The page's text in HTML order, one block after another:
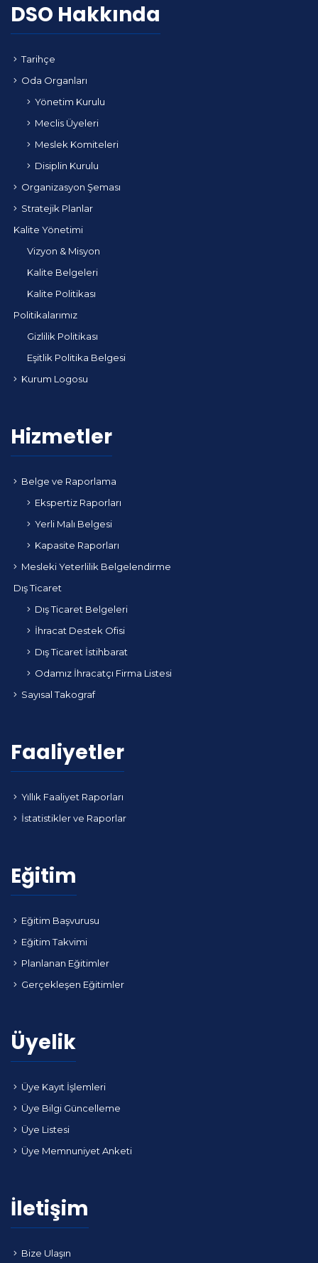
DSO Hakkında
Tarihçe
Oda Organları
Yönetim Kurulu
Meclis Üyeleri
Meslek Komiteleri
Disiplin Kurulu
Organizasyon Şeması
Stratejik Planlar
Kalite Yönetimi
Vizyon & Misyon
Kalite Belgeleri
Kalite Politikası
Politikalarımız
Gizlilik Politikası
Eşitlik Politika Belgesi
Kurum Logosu
Hizmetler
Belge ve Raporlama
Ekspertiz Raporları
Yerli Malı Belgesi
Kapasite Raporları
Mesleki Yeterlilik Belgelendirme
Dış Ticaret
Dış Ticaret Belgeleri
İhracat Destek Ofisi
Dış Ticaret İstihbarat
Odamız İhracatçı Firma Listesi
Sayısal Takograf
Faaliyetler
Yıllık Faaliyet Raporları
İstatistikler ve Raporlar
Eğitim
Eğitim Başvurusu
Eğitim Takvimi
Planlanan Eğitimler
Gerçekleşen Eğitimler
Üyelik
Üye Kayıt İşlemleri
Üye Bilgi Güncelleme
Üye Listesi
Üye Memnuniyet Anketi
İletişim
Bize Ulaşın